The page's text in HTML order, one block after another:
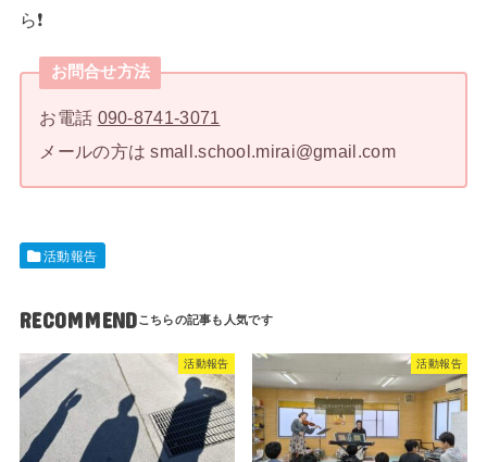
ら❗️
お問合せ方法
お電話 090-8741-3071
メールの方は small.school.mirai@gmail.com
活動報告
RECOMMEND
活動報告 活動報告